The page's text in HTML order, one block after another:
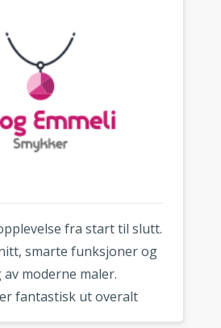
fra start til slutt.
smarte funksjoner og
moderne maler.
fantastisk ut overalt
den. »